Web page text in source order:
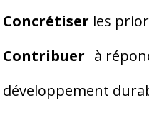
Concrétiser les
Contribuer à
développement